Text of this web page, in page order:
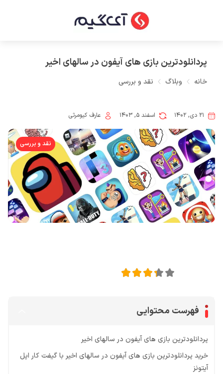
پردانلودترین بازی های آیفون در سالهای اخیر
خانه وبلاگ نقد و بررسی
۲۱ دی, ۱۴۰۲ اسفند ۵, ۱۴۰۳ عارف کیومرثی
نقد و بررسی
فهرست محتوایی
پردانلودترین بازی های آیفون در سالهای اخیر
خرید پردانلودترین بازی های آیفون در سالهای اخیر با گیفت کار اپل
آیتونز